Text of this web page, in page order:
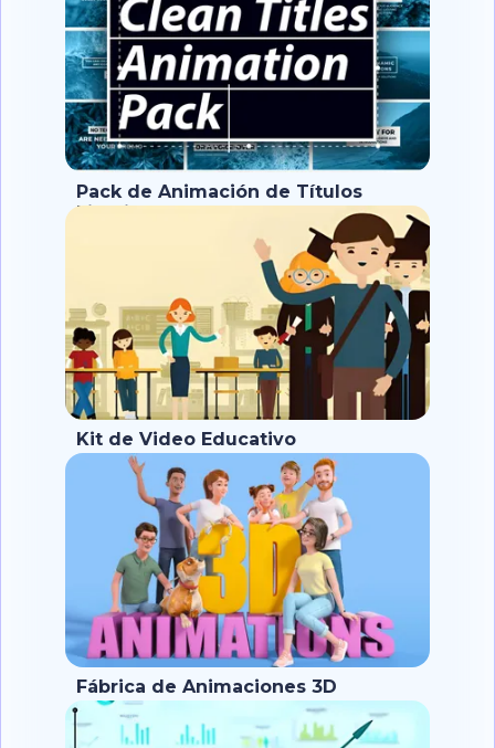
Pack de Animación de Títulos
Limpios
Kit de Video Educativo
Fábrica de Animaciones 3D